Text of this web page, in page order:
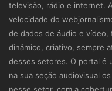
televisão, rádio e internet.
velocidade do
de dados de áudio e vídeo,
dinâmico, criativo, sempre
desses setores. O portal é
na sua seção audiovisual